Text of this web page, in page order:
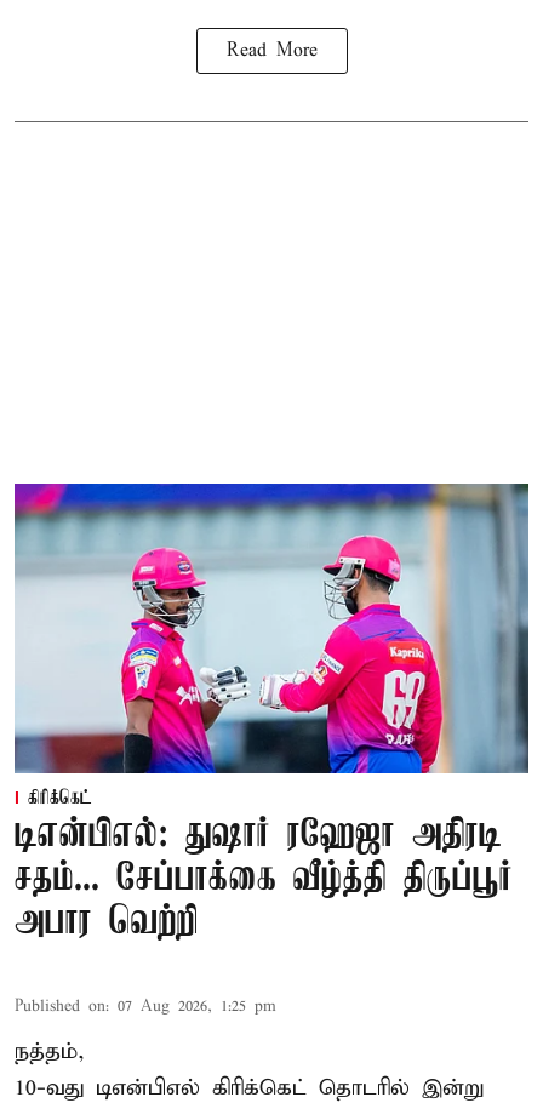
Read More
கிரிக்கெட்
டிஎன்பிஎல்: துஷார் ரஹேஜா அதிரடி
சதம்... சேப்பாக்கை வீழ்த்தி திருப்பூர்
அபார வெற்றி
Published on: 07 Aug 2026, 1:25 pm
நத்தம்,
10-வது டிஎன்பிஎல் கிரிக்கெட் தொடரில் இன்று